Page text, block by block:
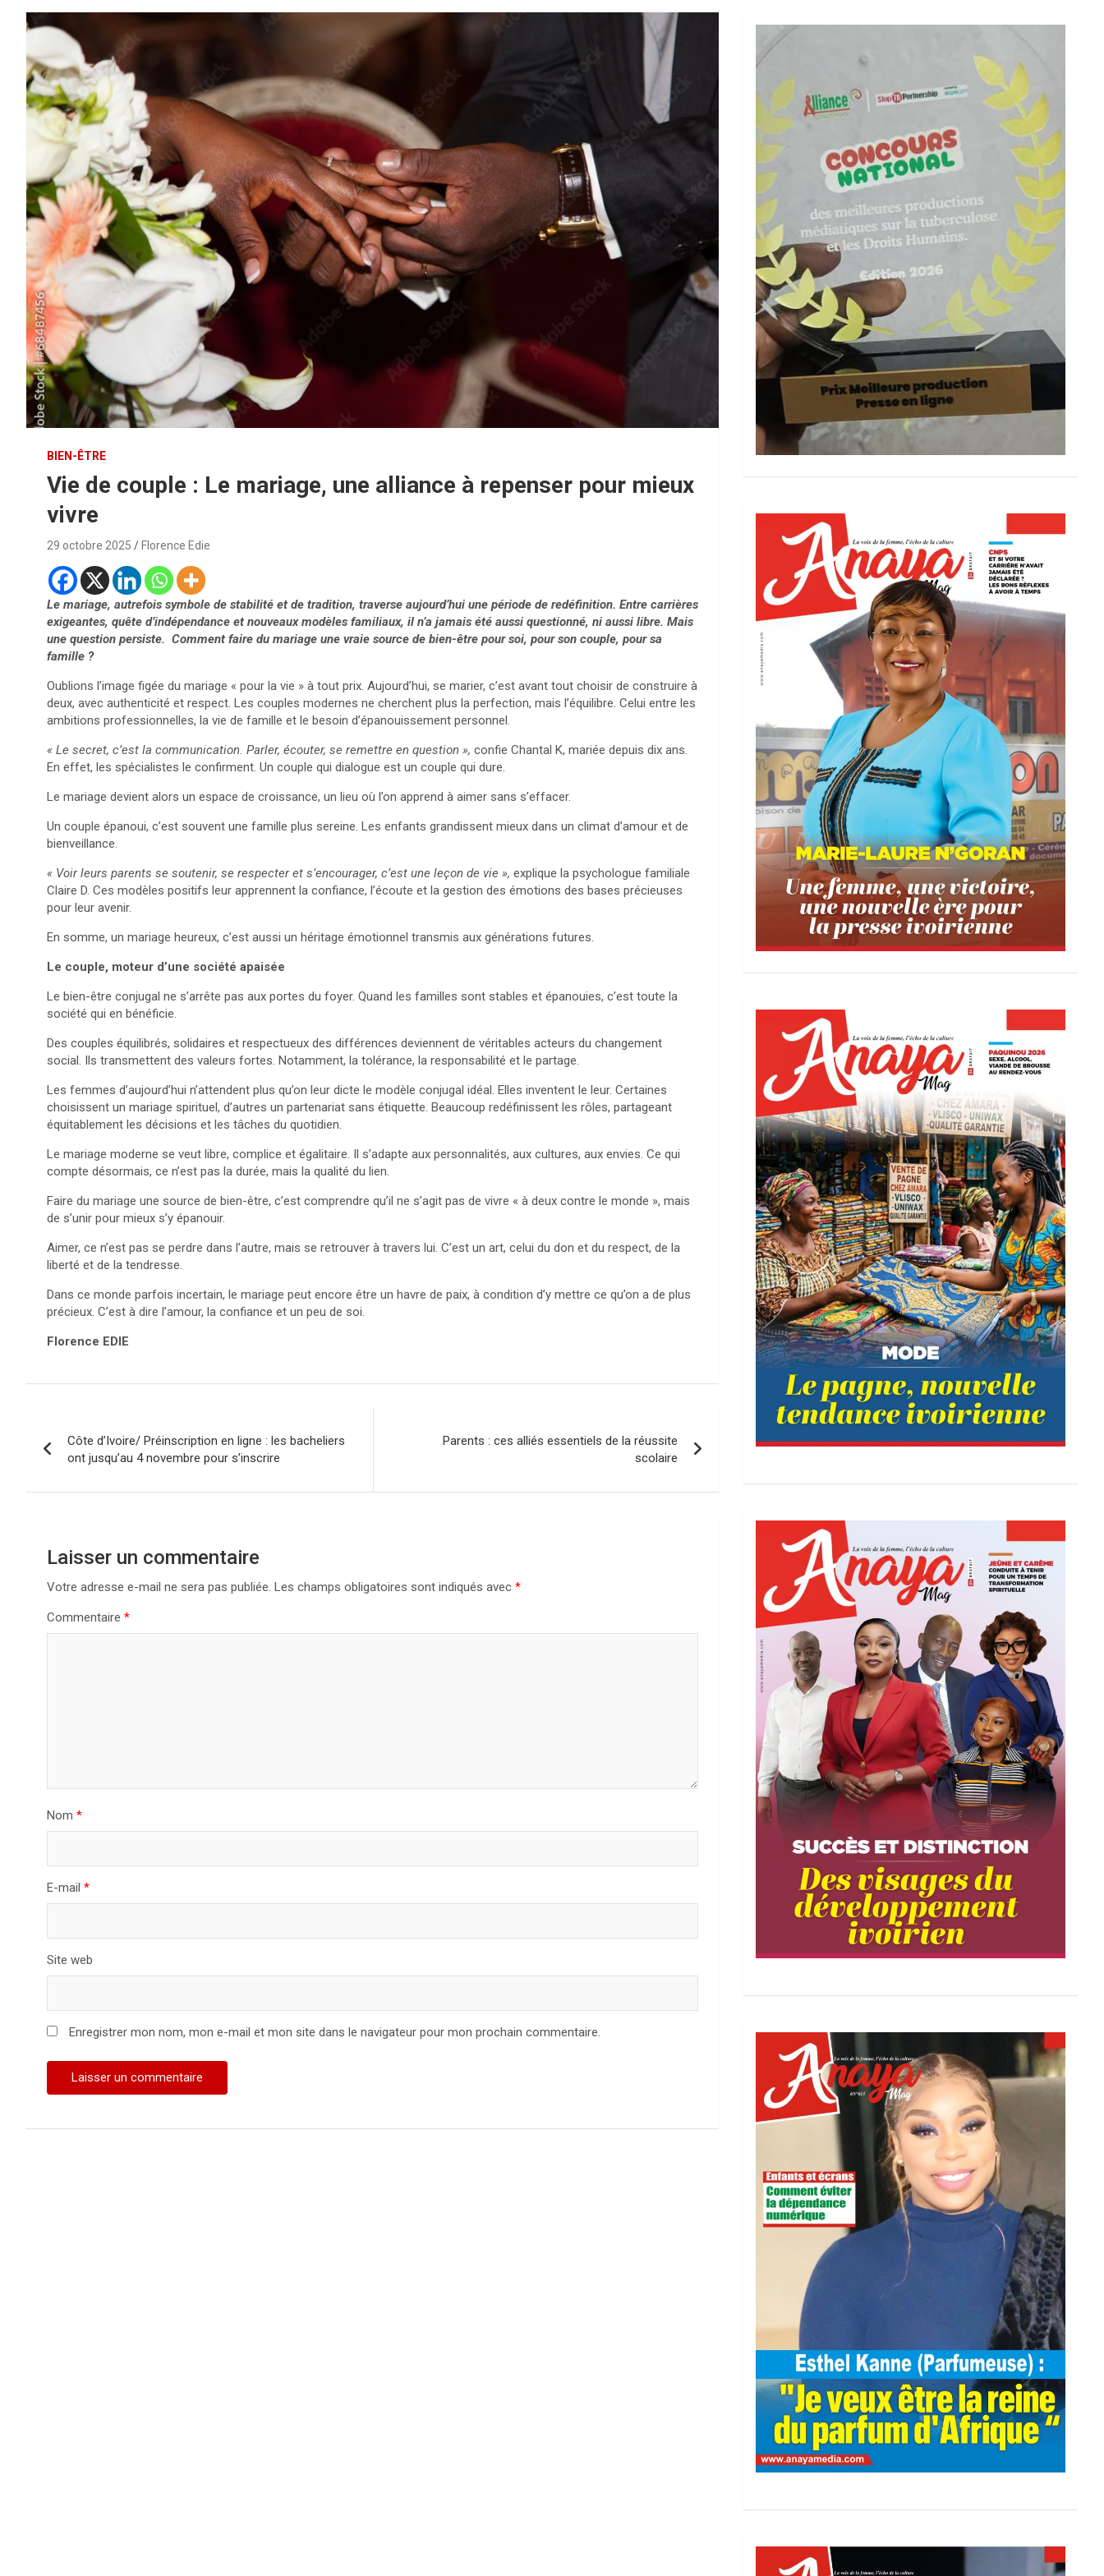
BIEN-ÊTRE
Vie de couple : Le mariage, une alliance à repenser pour mieux
vivre
29 octobre 2025 Florence Edie
Le mariage, autrefois symbole de stabilité et de tradition, traverse aujourd’hui une période de redéfinition. Entre carrières
exigeantes, quête d’indépendance et nouveaux modèles familiaux, il n’a jamais été aussi questionné, ni aussi libre. Mais
une question persiste. Comment faire du mariage une vraie source de bien-être pour soi, pour son couple, pour sa
famille ?
Oublions l’image figée du mariage « pour la vie » à tout prix. Aujourd’hui, se marier, c’est avant tout choisir de construire à
deux, avec authenticité et respect. Les couples modernes ne cherchent plus la perfection, mais l’équilibre. Celui entre les
ambitions professionnelles, la vie de famille et le besoin d’épanouissement personnel.
« Le secret, c’est la communication. Parler, écouter, se remettre en question », confie Chantal K, mariée depuis dix ans.
En effet, les spécialistes le confirment. Un couple qui dialogue est un couple qui dure.
Le mariage devient alors un espace de croissance, un lieu où l’on apprend à aimer sans s’effacer.
Un couple épanoui, c’est souvent une famille plus sereine. Les enfants grandissent mieux dans un climat d’amour et de
bienveillance.
« Voir leurs parents se soutenir, se respecter et s’encourager, c’est une leçon de vie », explique la psychologue familiale
Claire D. Ces modèles positifs leur apprennent la confiance, l’écoute et la gestion des émotions des bases précieuses
pour leur avenir.
En somme, un mariage heureux, c’est aussi un héritage émotionnel transmis aux générations futures.
Le couple, moteur d’une société apaisée
Le bien-être conjugal ne s’arrête pas aux portes du foyer. Quand les familles sont stables et épanouies, c’est toute la
société qui en bénéficie.
Des couples équilibrés, solidaires et respectueux des différences deviennent de véritables acteurs du changement
social. Ils transmettent des valeurs fortes. Notamment, la tolérance, la responsabilité et le partage.
Les femmes d’aujourd’hui n’attendent plus qu’on leur dicte le modèle conjugal idéal. Elles inventent le leur. Certaines
choisissent un mariage spirituel, d’autres un partenariat sans étiquette. Beaucoup redéfinissent les rôles, partageant
équitablement les décisions et les tâches du quotidien.
Le mariage moderne se veut libre, complice et égalitaire. Il s’adapte aux personnalités, aux cultures, aux envies. Ce qui
compte désormais, ce n’est pas la durée, mais la qualité du lien.
Faire du mariage une source de bien-être, c’est comprendre qu’il ne s’agit pas de vivre « à deux contre le monde », mais
de s’unir pour mieux s’y épanouir.
Aimer, ce n’est pas se perdre dans l’autre, mais se retrouver à travers lui. C’est un art, celui du don et du respect, de la
liberté et de la tendresse.
Dans ce monde parfois incertain, le mariage peut encore être un havre de paix, à condition d’y mettre ce qu’on a de plus
précieux. C’est à dire l’amour, la confiance et un peu de soi.
Florence EDIE
de
l’article
Côte d’Ivoire/ Préinscription en ligne : les bacheliers
ont jusqu’au 4 novembre pour s’inscrire
Parents : ces alliés essentiels de la réussite
scolaire
Laisser un commentaire
Votre adresse e-mail ne sera pas publiée. Les champs obligatoires sont indiqués avec *
Commentaire *
Nom *
E-mail *
Site web
Enregistrer mon nom, mon e-mail et mon site dans le navigateur pour mon prochain commentaire.